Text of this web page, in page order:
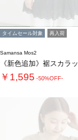
タイムセール対象 再入荷
Samansa Mos2
￥1,595 -50%OFF-
4.7 （58）